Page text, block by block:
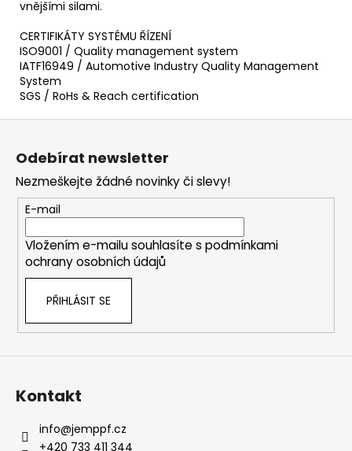
vnějšími silami.
CERTIFIKÁTY SYSTÉMU ŘÍZENÍ
ISO9001 / Quality management system
IATF16949 / Automotive Industry Quality Management
System
SGS / RoHs & Reach certification
Odebírat newsletter
Nezmeškejte žádné novinky či slevy!
E-mail
Vložením e-mailu souhlasíte s podmínkami
ochrany osobních údajů
PŘIHLÁSIT SE
Kontakt
info@jemppf.cz
+420 733 411 344